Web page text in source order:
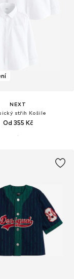
NEXT
střih Košile
Od 355 Kč